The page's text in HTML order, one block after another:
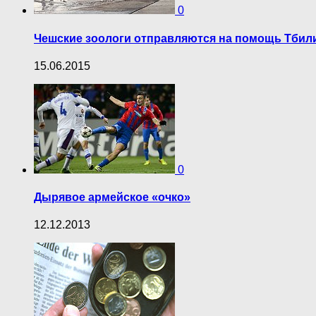
0
Чешские зоологи отправляются на помощь
15.06.2015
0
Дырявое армейское «очко»
12.12.2013